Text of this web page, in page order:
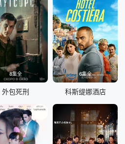
8集全
外包死刑
6集全
科斯缇娜酒店